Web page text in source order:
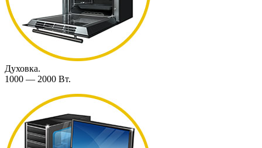
Духовка.
1000 — 2000 Вт.